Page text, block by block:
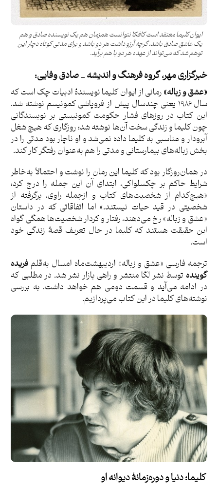
ایوان کلیما معتقد است کافکا نتوانست همزمان هم یک‌ نویسنده صادق و هم
یک‌ عاشق صادق باشد، گرچه آرزو داشت هر دو باشد و برای مدتی کوتاه دچار این‌
توهم شد که می‌تواند از عهده هر دو با هم برآید.
خبرگزاری مهر،گروه فرهنگ و اندیشه _ صادق وفایی:
«عشق و زباله»رمانی از ایوان کلیما نویسندۀ ادبیات چک است که
سال ۱۹۸۶ یعنی چندسال پیش از فروپاشی کمونیسم نوشته شد.
این کتاب در روزهای فشار حکومت کمونیستی بر نویسندگانی
چون کلیما و زندگی سخت آن‌ها نوشته شد؛ روزگاری که هیچ شغل
آبرودار و مناسبی به کلیما داده نمی‌شد و او ناچار بود مدتی را در
بخش زباله‌های بیمارستانی و مدتی را هم به‌عنوان رفتگر کار کند.
در همان‌روزگار بود که کلیما این رمان را نوشت و احتمالاً به‌خاطر
شرایط حاکم بر چکسلواکی، ابتدای آن این جمله را درج کرد:
«هیچ‌کدام از شخصیت‌های کتاب و ازجمله راوی، برگرفته از
شخصیتی در قید حیات نیستند.» اما اتفاقاتی که در داستان
«عشق و زباله» رخ می‌دهند، رفتار و کردار شخصیت‌ها همگی گواه
این حقیقت هستند که کلیما در حال تعریف قصۀ زندگی خود
است.
ترجمه فارسی «عشق و زباله» اردیبهشت‌ماه امسال به‌قلم فریده
گوینده توسط نشر لگا منتشر و راهی بازار نشر شد. در مطلبی که
در ادامه می‌آید و قسمت دومی هم خواهد داشت، به بررسی
نوشته‌های کلیما در این کتاب می‌پردازیم.
کلیما؛ دنیا و دوره‌زمانۀ دیوانه او